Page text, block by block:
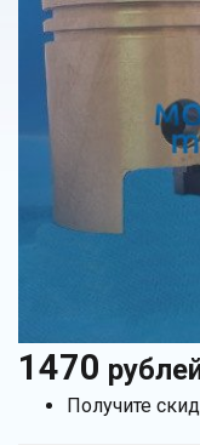
1470
Получите